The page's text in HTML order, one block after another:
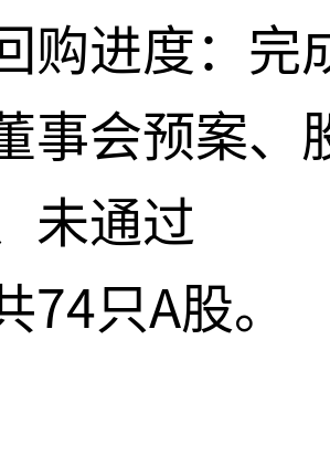
进度：完
事会预案、
未通过
只A股。